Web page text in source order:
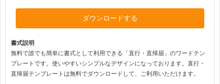
ダウンロードする
書式説明
無料で誰でも簡単に書式として利用できる「直行・直帰届」のワードテン
プレートです。使いやすいシンプルなデザインになっております。直行・
直帰届テンプレートは無料でダウンロードして、ご利用いただけます。